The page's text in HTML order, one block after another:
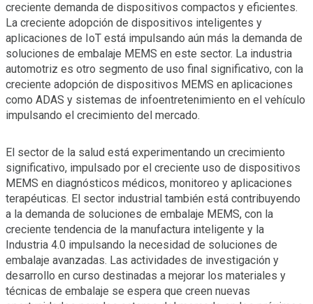
creciente demanda de dispositivos compactos y eficientes.
La creciente adopción de dispositivos inteligentes y
aplicaciones de IoT está impulsando aún más la demanda de
soluciones de embalaje MEMS en este sector. La industria
automotriz es otro segmento de uso final significativo, con la
creciente adopción de dispositivos MEMS en aplicaciones
como ADAS y sistemas de infoentretenimiento en el vehículo
impulsando el crecimiento del mercado.
El sector de la salud está experimentando un crecimiento
significativo, impulsado por el creciente uso de dispositivos
MEMS en diagnósticos médicos, monitoreo y aplicaciones
terapéuticas. El sector industrial también está contribuyendo
a la demanda de soluciones de embalaje MEMS, con la
creciente tendencia de la manufactura inteligente y la
Industria 4.0 impulsando la necesidad de soluciones de
embalaje avanzadas. Las actividades de investigación y
desarrollo en curso destinadas a mejorar los materiales y
técnicas de embalaje se espera que creen nuevas